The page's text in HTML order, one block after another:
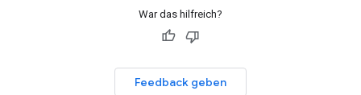
War das hilfreich?
Feedback geben